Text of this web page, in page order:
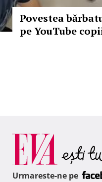
Povestea
pe YouTube
Urmareste-ne pe